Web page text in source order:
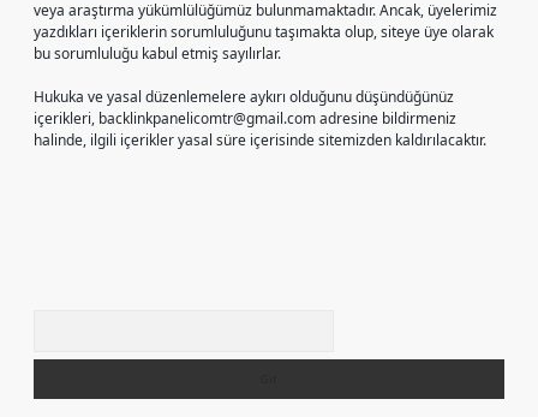
veya araştırma yükümlülüğümüz bulunmamaktadır. Ancak, üyelerimiz
yazdıkları içeriklerin sorumluluğunu taşımakta olup, siteye üye olarak
bu sorumluluğu kabul etmiş sayılırlar.
Hukuka ve yasal düzenlemelere aykırı olduğunu düşündüğünüz
içerikleri, backlinkpanelicomtr@gmail.comadresine bildirmeniz
halinde, ilgili içerikler yasal süre içerisinde sitemizden kaldırılacaktır.